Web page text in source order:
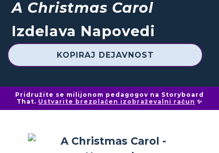
A Christmas Carol
Izdelava Napovedi
KOPIRAJ DEJAVNOST
Pridružite se milijonom pedagogov na Storyboard
That. Ustvarite brezplačen izobraževalni račun ✨